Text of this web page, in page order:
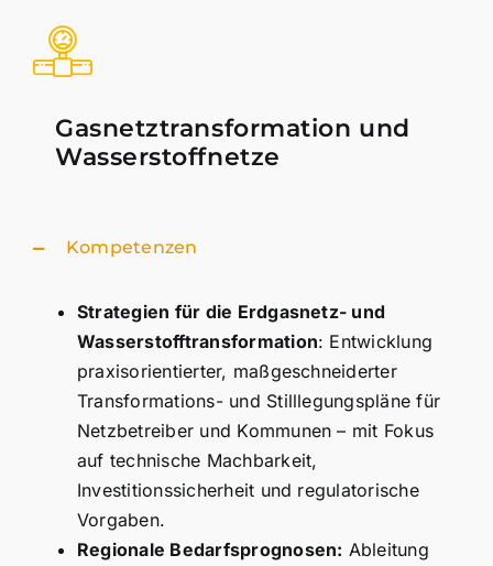
Gasnetztransformation und
Wasserstoffnetze
Kompetenzen
Strategien für die Erdgasnetz- und
Wasserstofftransformation: Entwicklung
praxisorientierter, maßgeschneiderter
Transformations- und Stilllegungspläne für
Netzbetreiber und Kommunen – mit Fokus
auf technische Machbarkeit,
Investitionssicherheit und regulatorische
Vorgaben.
Regionale Bedarfsprognosen: Ableitung